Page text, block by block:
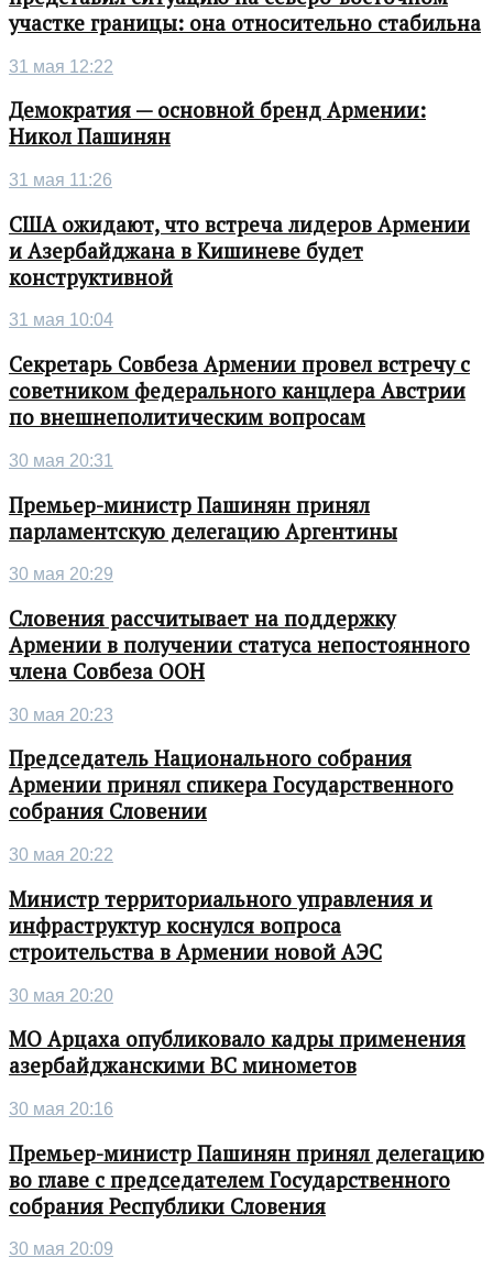
участке границы: она относительно стабильна
31 мая 12:22
Демократия — основной бренд Армении:
Никол Пашинян
31 мая 11:26
США ожидают, что встреча лидеров Армении
и Азербайджана в Кишиневе будет
конструктивной
31 мая 10:04
Секретарь Совбеза Армении провел встречу с
советником федерального канцлера Австрии
по внешнеполитическим вопросам
30 мая 20:31
Премьер-министр Пашинян принял
парламентскую делегацию Аргентины
30 мая 20:29
Словения рассчитывает на поддержку
Армении в получении статуса непостоянного
члена Совбеза ООН
30 мая 20:23
Председатель Национального собрания
Армении принял спикера Государственного
собрания Словении
30 мая 20:22
Министр территориального управления и
инфраструктур коснулся вопроса
строительства в Армении новой АЭС
30 мая 20:20
МО Арцаха опубликовало кадры применения
азербайджанскими ВС минометов
30 мая 20:16
Премьер-министр Пашинян принял делегацию
во главе с председателем Государственного
собрания Республики Словения
30 мая 20:09